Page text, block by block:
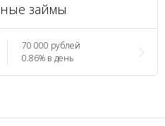
займы
70 000 рублей
0.86% в день